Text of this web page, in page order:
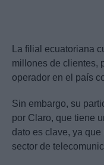
La filial ecuatoriana
millones de clientes,
operador en el país
Sin embargo, su
por Claro, que tiene
dato es clave, ya
sector de